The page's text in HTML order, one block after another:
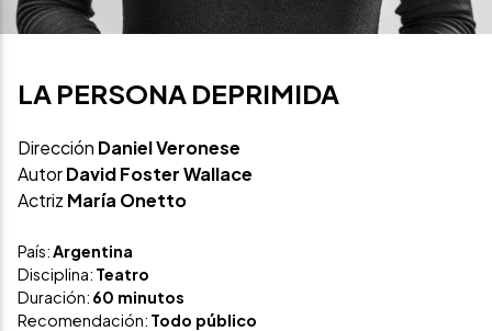
LA PERSONA DEPRIMIDA
Dirección Daniel Veronese
AutorDavid Foster Wallace
Actriz María Onetto
País:Argentina
Disciplina: Teatro
Duración: 60 minutos
Recomendación: Todo público